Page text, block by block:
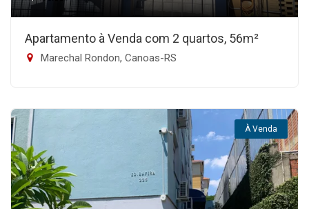
Apartamento à Venda com 2 quartos, 56m²
Marechal Rondon, Canoas-RS
À Venda